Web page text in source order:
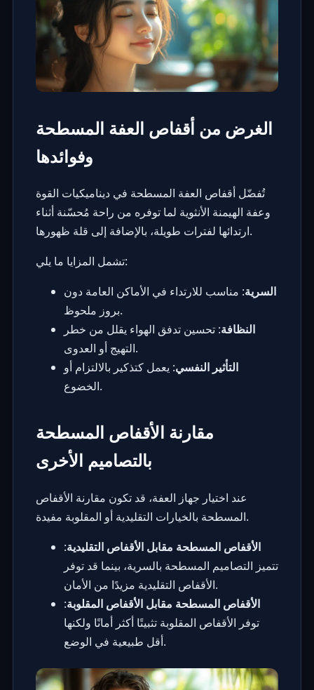
الغرض من أقفاص العفة المسطحة
وفوائدها
تُفضّل أقفاص العفة المسطحة فيديناميكيات القوة
وعفة الهيمنة الأنثوية لما توفره من راحة مُحسّنة أثناء
ارتدائها لفترات طويلة، بالإضافة إلى قلة ظهورها.
تشمل المزايا ما يلي:
السرية: مناسب للارتداء في الأماكن العامة دون
بروز ملحوظ.
النظافة: تحسين تدفق الهواء يقلل من خطر
التهيج أو العدوى.
التأثير النفسي: يعمل كتذكير بالالتزام أو
الخضوع.
مقارنة الأقفاص المسطحة
بالتصاميم الأخرى
عند اختيار جهاز العفة، قد تكون مقارنة الأقفاص
المسطحة بالخيارات التقليدية أو المقلوبة مفيدة.
الأقفاص المسطحة مقابل الأقفاص التقليدية:
تتميز التصاميم المسطحة بالسرية، بينما قد توفر
الأقفاص التقليدية مزيدًا من الأمان.
الأقفاص المسطحة مقابل الأقفاص المقلوبة:
توفر الأقفاص المقلوبة تثبيتًا أكثر أمانًا ولكنها
أقل طبيعية في الوضع.